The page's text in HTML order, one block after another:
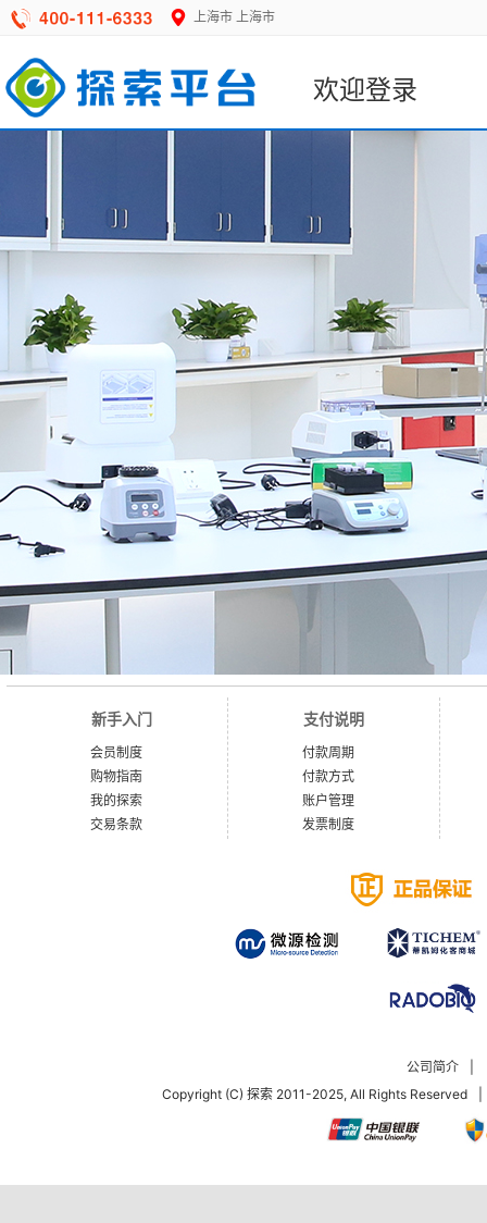
上海市 上海市
欢迎登录
新手入门
会员制度
购物指南
我的探索
交易条款
支付说明
付款周期
付款方式
账户管理
发票制度
公司简介
Copyright (C) 探索 2011-2025, All Rights Reserved